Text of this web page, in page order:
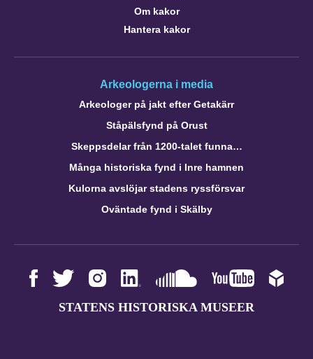
Om kakor
Hantera kakor
Arkeologerna i media
Arkeologer på jakt efter Getakärr
Ståpälsfynd på Orust
Skeppsdelar från 1200-talet funna…
Många historiska fynd i Inre hamnen
Kulorna avslöjar stadens ryssförsvar
Oväntade fynd i Skälby
STATENS HISTORISKA MUSEER